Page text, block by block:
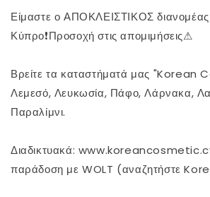
Είμαστε ο ΑΠΟΚΛΕΙΣΤΙΚΟΣ διανομέας
Κύπρο❗Προσοχή στις απομιμήσεις⚠
Βρείτε τα καταστήματά μας "Korean
Λεμεσό, Λευκωσία, Πάφο, Λάρνακα,
Παραλίμνι.
Διαδικτυακά:
παράδοση με WOLT (αναζητήστε